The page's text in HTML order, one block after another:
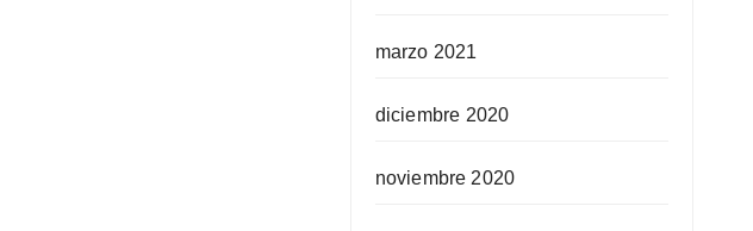
marzo 2021
diciembre 2020
noviembre 2020